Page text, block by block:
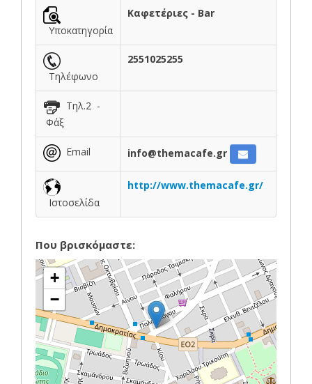
Υποκατηγορία
Καφετέριες - Bar
Τηλέφωνο
2551025255
Τηλ.2 -
Φάξ
Email info@themacafe.gr
Ιστοσελίδα
http://www.themacafe.gr/
Που βρισκόμαστε:
+
−